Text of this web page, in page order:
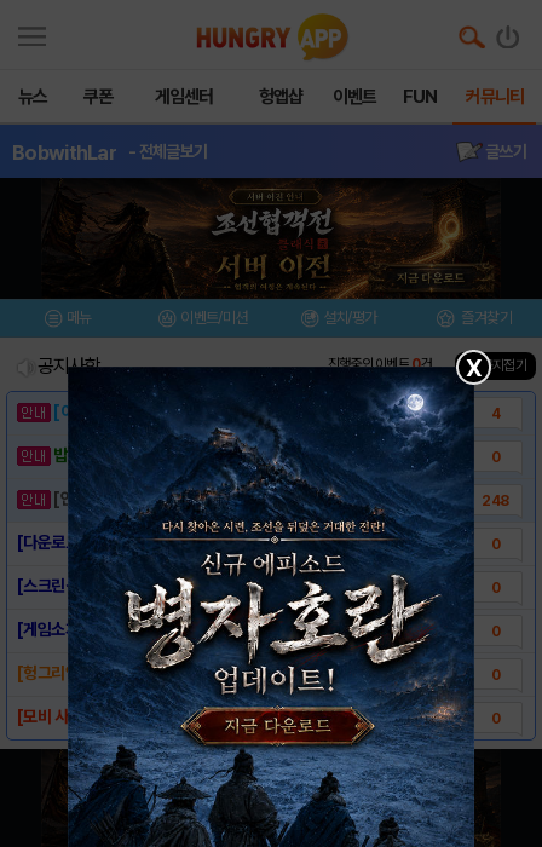
뉴스 쿠폰 게임센터 헝앱샵 이벤트 FUN 커뮤니티
BobwithLar - 전체글보기 글쓰기
메뉴 이벤트/미션 설치/평가 즐겨찾기
공지사항 진행중인 이벤트0건 ▲ 공지접기
[이벤트] 웃음으로 매일매일 해피! 유머 게시.. 4
밥알이의 헝앱통신 ⑲ “밥알이, 드디어 멀티를.. 0
[안내] 헝그리앱 필수 상식! 밥알 획득 안내.. 248
[다운로드링크] - Bob with Larva 0
[스크린샷] - Bob with Larva 0
[게임소개] - Bob with Larva 0
[헝그리앱TV] 사전예약 방송을 BOB wit.. 0
[모비 사전예약] BoB with Larva 0
X